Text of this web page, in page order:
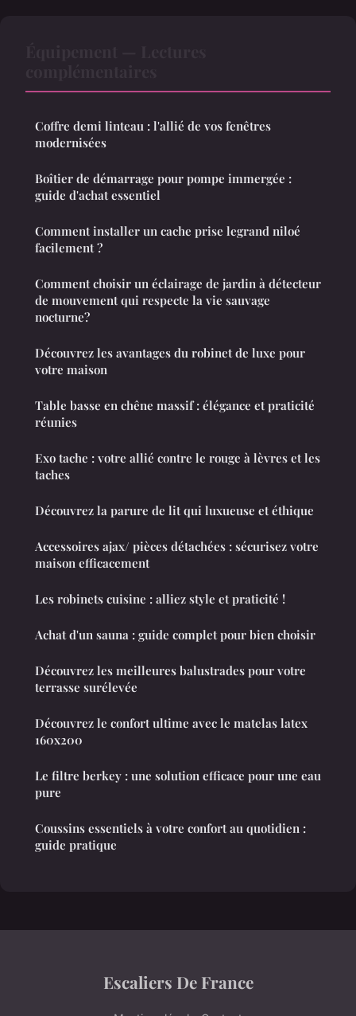
Coffre demi linteau : l'allié de vos fenêtres
modernisées
Boîtier de démarrage pour pompe immergée :
guide d'achat essentiel
Comment installer un cache prise legrand niloé
facilement ?
Comment choisir un éclairage de jardin à détecteur
de mouvement qui respecte la vie sauvage
nocturne?
Découvrez les avantages du robinet de luxe pour
votre maison
Table basse en chêne massif : élégance et praticité
réunies
Exo tache : votre allié contre le rouge à lèvres et les
taches
Découvrez la parure de lit qui luxueuse et éthique
Accessoires ajax/ pièces détachées : sécurisez votre
maison efficacement
Les robinets cuisine : alliez style et praticité !
Achat d'un sauna : guide complet pour bien choisir
Découvrez les meilleures balustrades pour votre
terrasse surélevée
Découvrez le confort ultime avec le matelas latex
160x200
Le filtre berkey : une solution efficace pour une eau
pure
Coussins essentiels à votre confort au quotidien :
guide pratique
Escaliers De France